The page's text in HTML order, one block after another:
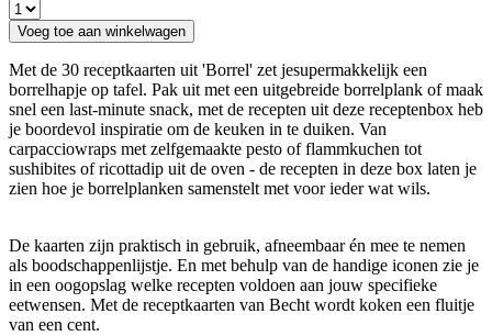
Voeg toe aan winkelwagen
Met de 30 receptkaarten uit 'Borrel' zet jesupermakkelijk een
borrelhapje op tafel. Pak uit met een uitgebreide borrelplank of maak
snel een last-minute snack, met de recepten uit deze receptenbox heb
je boordevol inspiratie om de keuken in te duiken. Van
carpacciowraps met zelfgemaakte pesto of flammkuchen tot
sushibites of ricottadip uit de oven - de recepten in deze box laten je
zien hoe je borrelplanken samenstelt met voor ieder wat wils.
De kaarten zijn praktisch in gebruik, afneembaar én mee te nemen
als boodschappenlijstje. En met behulp van de handige iconen zie je
in een oogopslag welke recepten voldoen aan jouw specifieke
eetwensen. Met de receptkaarten van Becht wordt koken een fluitje
van een cent.